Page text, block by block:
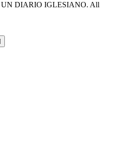
DIARIO IGLESIANO. All